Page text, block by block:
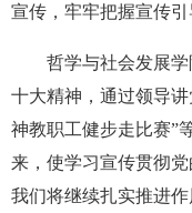
宣传，牢牢把握宣传引
哲学与社会发展
十大精神，通过领导
神教职工健步走比赛”
来，使学习宣传贯彻
我们将继续扎实推进